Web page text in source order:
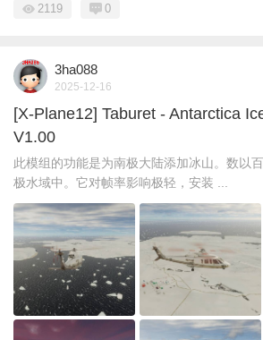
2119 0
3ha088
2025-12-16
[X-Plane12] Taburet - Antarctica
V1.00
此模组的功能是为南极大陆添加冰山。数以
极水域中。它对帧率影响极轻，安装 ...